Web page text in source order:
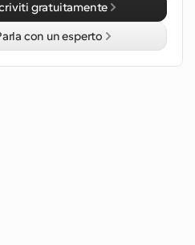
gratuitamente
con un esperto